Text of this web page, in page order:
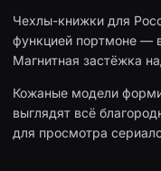
Чехлы-книжки для
функцией портмоне —
Магнитная застёжка
Кожаные модели
выглядят всё
для просмотра